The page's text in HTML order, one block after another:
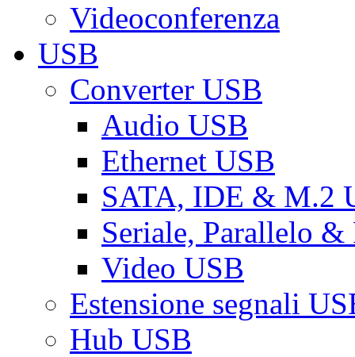
Videoconferenza
USB
Converter USB
Audio USB
Ethernet USB
SATA, IDE & M.2
Seriale, Parallelo &
Video USB
Estensione segnali
Hub USB